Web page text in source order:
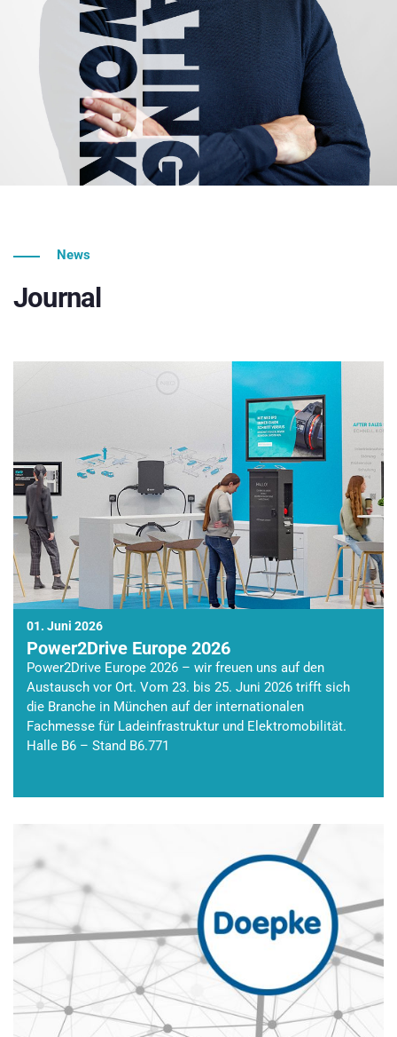
News
Journal
01. Juni 2026
Power2Drive Europe 2026
Power2Drive Europe 2026 – wir freuen uns auf den
Austausch vor Ort. Vom 23. bis 25. Juni 2026 trifft sich
die Branche in München auf der internationalen
Fachmesse für Ladeinfrastruktur und Elektromobilität.
Halle B6 – Stand B6.771